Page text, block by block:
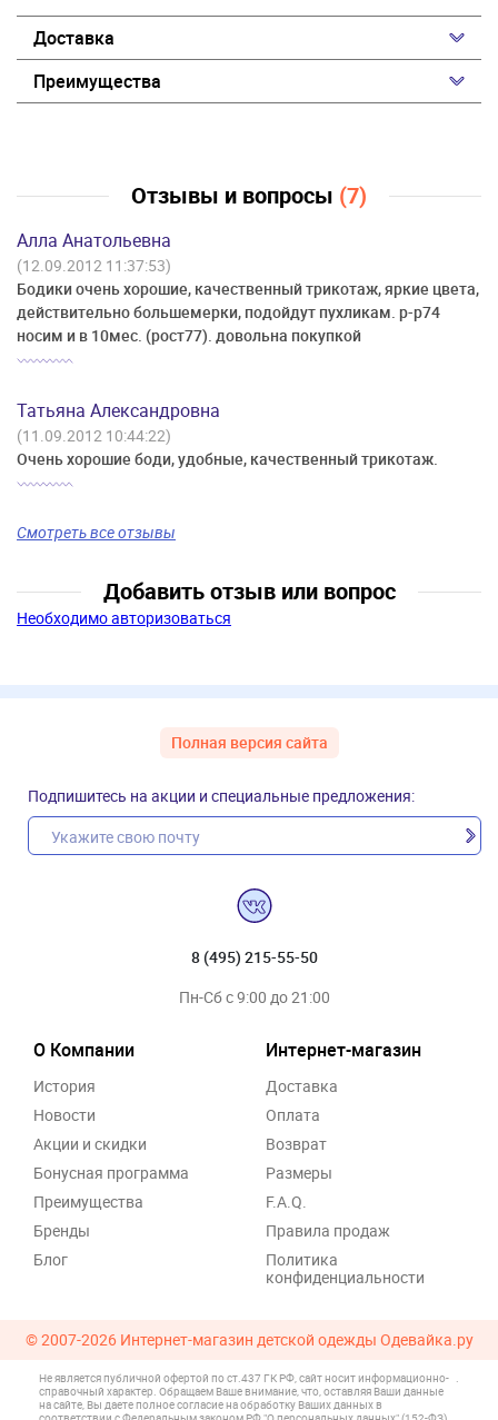
Доставка
Преимущества
Отзывы и вопросы (7)
Алла Анатольевна
(12.09.2012 11:37:53)
Бодики очень хорошие, качественный трикотаж, яркие цвета,
действительно большемерки, подойдут пухликам. р-р74
носим и в 10мес. (рост77). довольна покупкой
Татьяна Александровна
(11.09.2012 10:44:22)
Очень хорошие боди, удобные, качественный трикотаж.
Смотреть все отзывы
Добавить отзыв или вопрос
Необходимо авторизоваться
Полная версия сайта
Подпишитесь на акции и специальные предложения:
8 (495) 215-55-50
Пн-Сб с 9:00 до 21:00
О Компании
История
Новости
Акции и скидки
Бонусная программа
Преимущества
Бренды
Блог
Интернет-магазин
Доставка
Оплата
Возврат
Размеры
F.A.Q.
Правила продаж
Политика
конфиденциальности
© 2007-2026 Интернет-магазин детской одежды Одевайка.ру
Не является публичной офертой по ст.437 ГК РФ, сайт носит информационно-
справочный характер. Обращаем Ваше внимание, что, оставляя Ваши данные
на сайте, Вы даете полное согласие на обработку Ваших данных в
.